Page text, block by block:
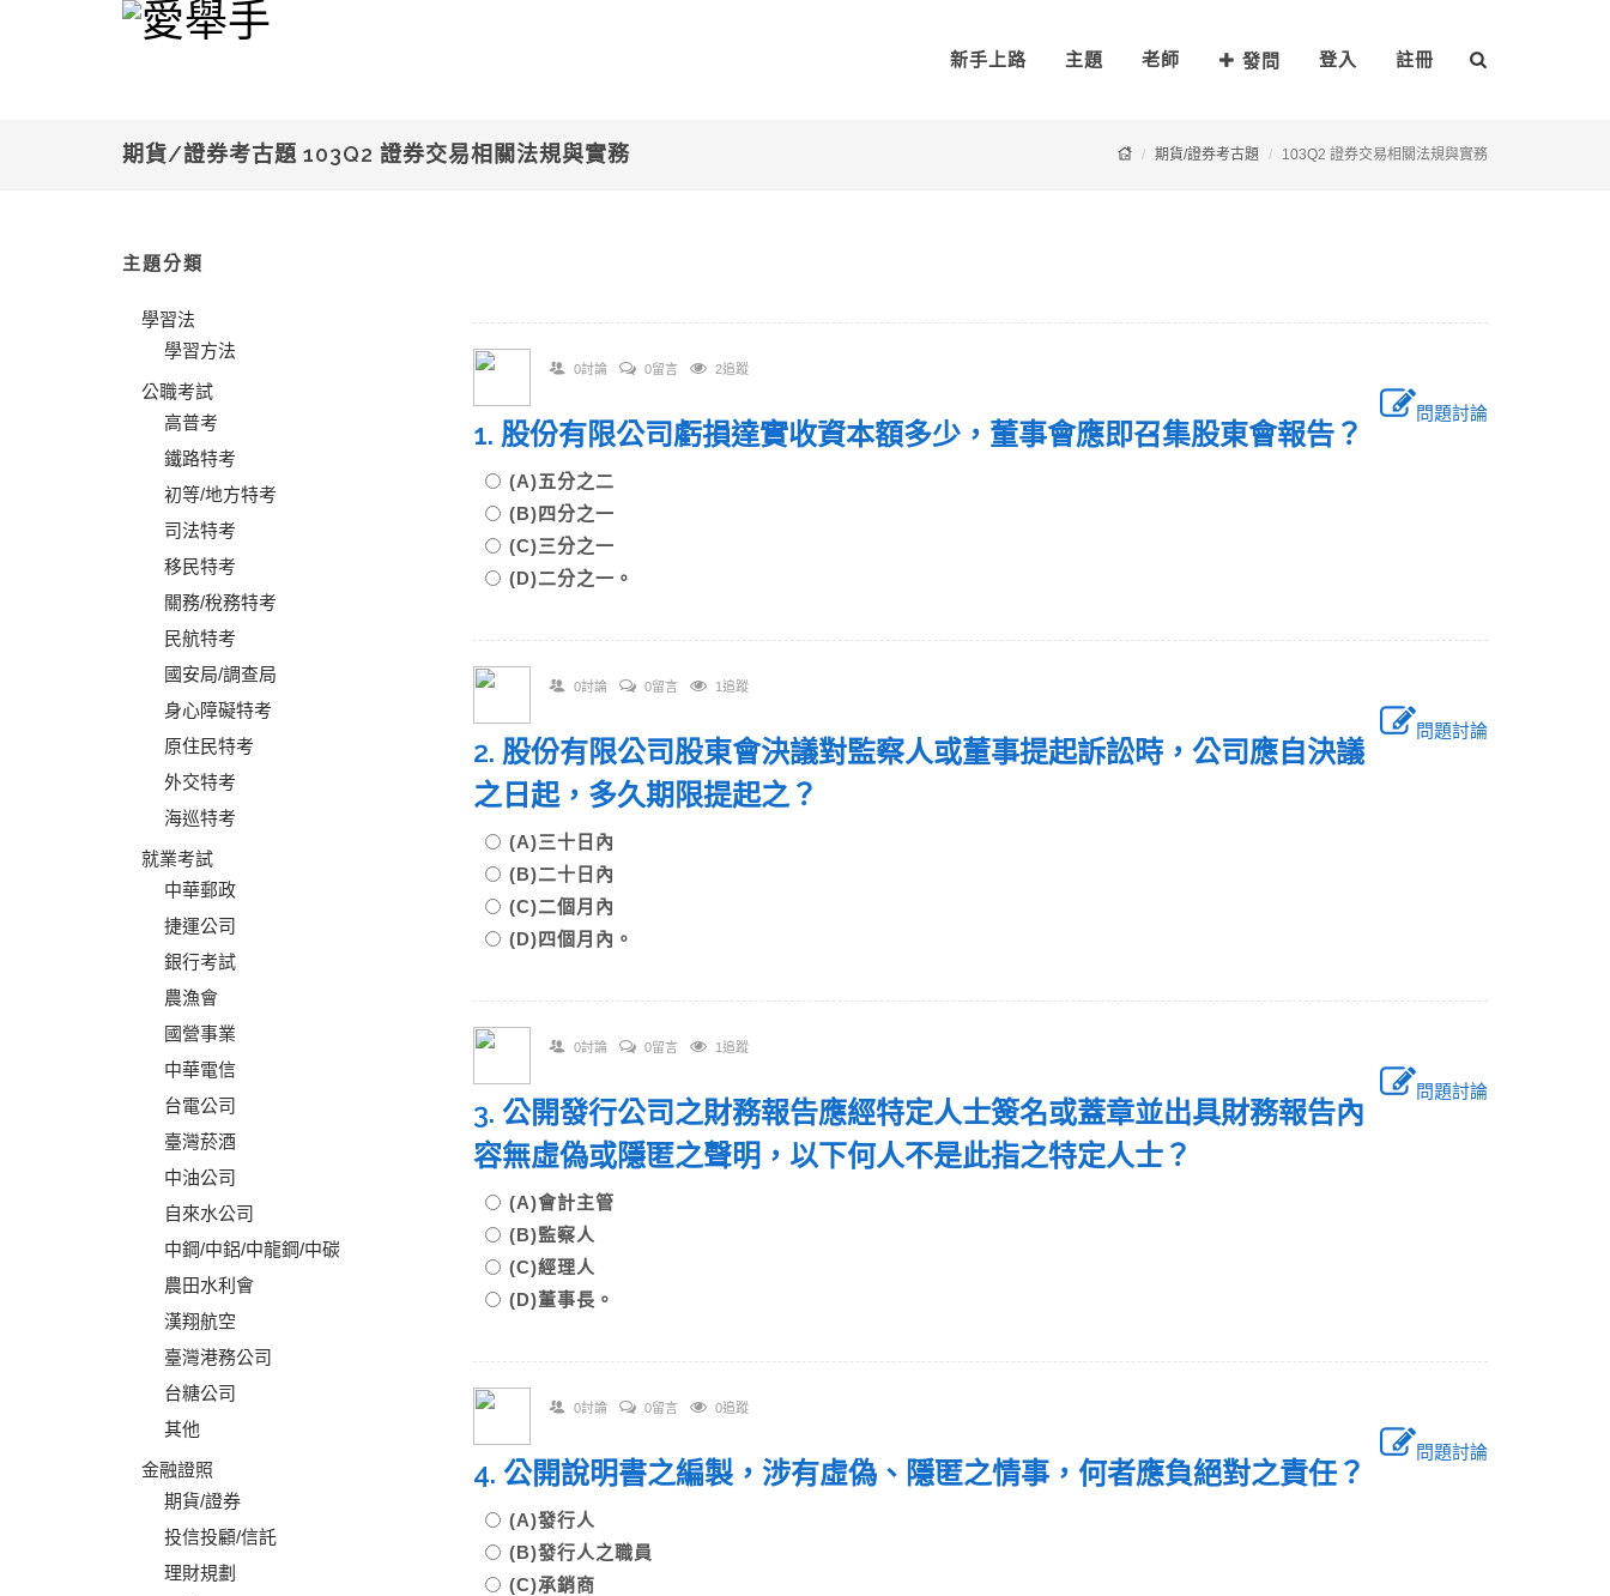
新手上路 主題 老師 發問 登入 註冊
期貨/證券考古題 103Q2 證券交易相關法規與實務 期貨/證券考古題 103Q2 證券交易相關法規與實務
主題分類
學習法
學習方法
公職考試
高普考
鐵路特考
初等/地方特考
司法特考
移民特考
關務/稅務特考
民航特考
國安局/調查局
身心障礙特考
原住民特考
外交特考
海巡特考
就業考試
中華郵政
捷運公司
銀行考試
農漁會
國營事業
中華電信
台電公司
臺灣菸酒
中油公司
自來水公司
中鋼/中鋁/中龍鋼/中碳
農田水利會
漢翔航空
臺灣港務公司
台糖公司
其他
金融證照
期貨/證券
投信投顧/信託
理財規劃
0討論 0留言 2追蹤
問題討論
1. 股份有限公司虧損達實收資本額多少，董事會應即召集股東會報告？
(A)五分之二
(B)四分之一
(C)三分之一
(D)二分之一。
0討論 0留言 1追蹤
問題討論
2. 股份有限公司股東會決議對監察人或董事提起訴訟時，公司應自決議
之日起，多久期限提起之？
(A)三十日內
(B)二十日內
(C)二個月內
(D)四個月內。
0討論 0留言 1追蹤
問題討論
3. 公開發行公司之財務報告應經特定人士簽名或蓋章並出具財務報告內
容無虛偽或隱匿之聲明，以下何人不是此指之特定人士？
(A)會計主管
(B)監察人
(C)經理人
(D)董事長。
0討論 0留言 0追蹤
問題討論
4. 公開說明書之編製，涉有虛偽、隱匿之情事，何者應負絕對之責任？
(A)發行人
(B)發行人之職員
(C)承銷商